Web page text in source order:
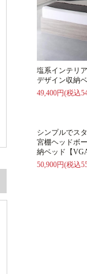
塩系インテリ
デザイン収納
49,400円(税込
シンプルでス
宮棚ヘッドボ
納ベッド【
50,900円(税込